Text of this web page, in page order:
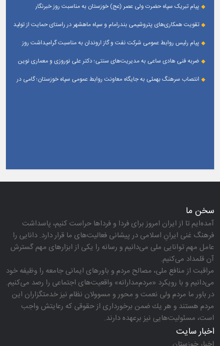
پیام تبریک سپاه حضرت ولی عصر (عج) خوزستان به مناسبت روز خبرنگار
تقویت همکاری‌های پتروشیمی بندرامام و سپاه ماهشهر در راستای حمایت از تولید
پیام رئیس روابط عمومی شركت نفت و گاز اروندان به مناسبت گرامیداشت روز
ضربه فنی هادی ساعی به مدیریت‌های سنتی؛ دکتر علی نوروزی و معماری نوین
انتصاب سرهنگ بهمئی به جایگاه معاونت روابط عمومی سپاه خوزستان؛ گامی در
سخن ما
آمده‌ایم تا از ایران امروز برای فردا و فرداها حراست كنیم، پاسداشت
فرهنگ غنی ایرانِ اسلامی در پیشانی فعالیت‌های ما قرار دارد. دانایی را
عامل مهم توانایی ملی می‌دانیم و رسانه را یكی از ابزارهای مهم گسترش
آن قلمداد می‌كنیم.
مراقبت از منافع ملی، مصالح مردم و باورهای ایمانی جامعه را وظیفه خود
می‌دانیم و با رویكرد «مردم‌مدارانه‌» واقعیت‌های اجتماعی را رصد می‌كنیم.
در باور ما مردم ولی نعمت و محور و مسوولان نظام نیز خدمتگزاران این
مردم هستند و هر یك ضمن برخورداری از حقوقی كه رعایتش واجب
است، مسئولیت‌هایی نیز برعهده دارند.
اخبار سایت